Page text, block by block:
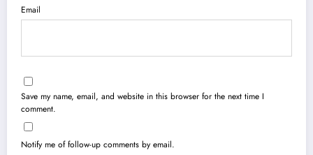
Email
Save my name, email, and website in this browser for the next time I
comment.
Notify me of follow-up comments by email.